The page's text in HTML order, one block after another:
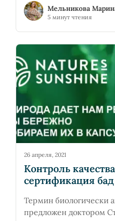
биодобавками вот уже
Мельникова
5 минут чтения
26 апреля, 2021
Контроль
сертификация бад
Термин биологически
предложен доктором